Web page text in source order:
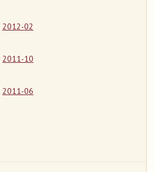
2012-02
2011-10
2011-06